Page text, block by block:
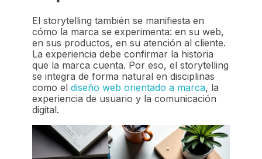
El storytelling también se manifiesta en
cómo la marca se experimenta: en su web,
en sus productos, en su atención al cliente.
La experiencia debe confirmar la historia
que la marca cuenta. Por eso, el storytelling
se integra de forma natural en disciplinas
como el diseño web orientado a marca, la
experiencia de usuario y la comunicación
digital.